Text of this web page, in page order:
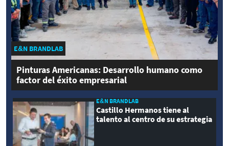
E&N BRANDLAB
Pinturas Americanas: Desarrollo humano como
factor del éxito empresarial
E&N BRANDLAB
Castillo Hermanos tiene al
talento al centro de su estrategia